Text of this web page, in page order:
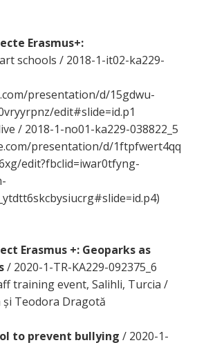
Erasmus+:
schools / 2018-1-it02-ka229-
presentation/d/15gdwu-
edit#slide=id.p1
/ 2018-1-no01-ka229-038822_5
presentation/d/1ftpfwert4qq
edit?fbclid=iwar0tfyng-
Erasmus +: Geoparks as
/ 2020-1-TR-KA229-092375_6
training event, Salihli, Turcia /
și Teodora Dragotă
to prevent bullying / 2020-1-